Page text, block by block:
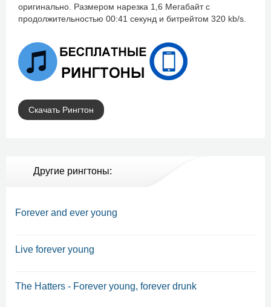
оригинально. Размером нарезка 1,6 Мегабайт с
продолжительностью 00:41 секунд и битрейтом 320 kb/s.
Скачать Рингтон
Другие рингтоны:
Forever and ever young
Live forever young
The Hatters - Forever young, forever drunk